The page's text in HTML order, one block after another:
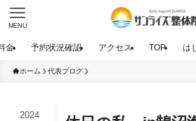
MENU
金 予約状況確認 アクセス TOP は
ホーム 代表ブログ
2024